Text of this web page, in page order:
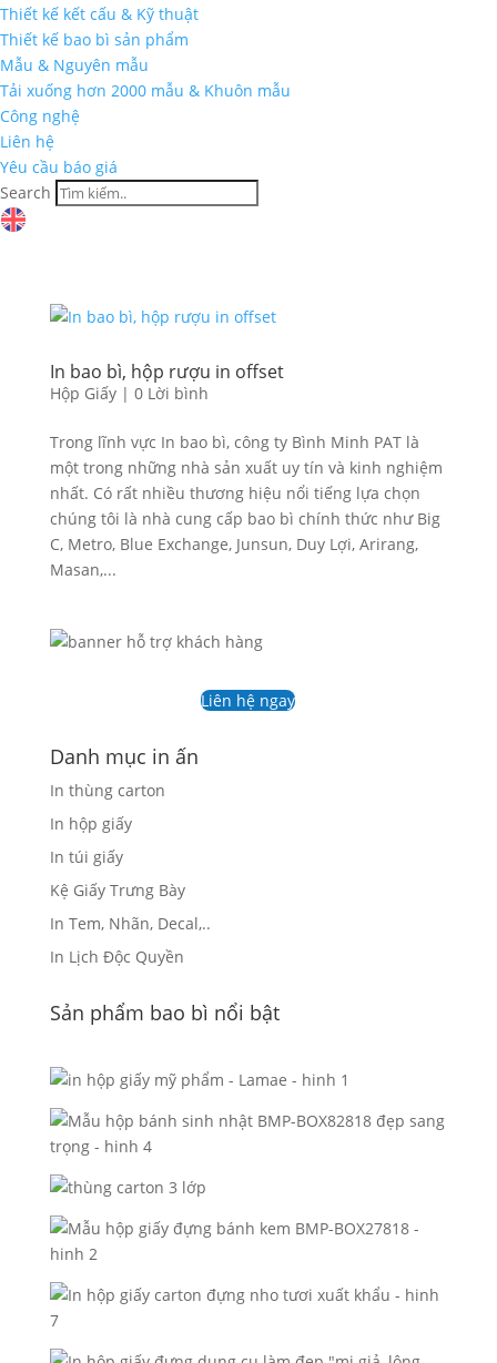
Thiết kế kết cấu & Kỹ thuật
Thiết kế bao bì sản phẩm
Mẫu & Nguyên mẫu
Tải xuống hơn 2000 mẫu & Khuôn mẫu
Công nghệ
Liên hệ
Yêu cầu báo giá
Search
In bao bì, hộp rượu in offset
Hộp Giấy| 0 Lời bình
Trong lĩnh vực In bao bì, công ty Bình Minh PAT là
một trong những nhà sản xuất uy tín và kinh nghiệm
nhất. Có rất nhiều thương hiệu nổi tiếng lựa chọn
chúng tôi là nhà cung cấp bao bì chính thức như Big
C, Metro, Blue Exchange, Junsun, Duy Lợi, Arirang,
Masan,...
Liên hệ ngay
Danh mục in ấn
In thùng carton
In hộp giấy
In túi giấy
Kệ Giấy Trưng Bày
In Tem, Nhãn, Decal,..
In Lịch Độc Quyền
Sản phẩm bao bì nổi bật